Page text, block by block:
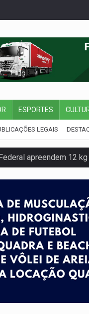
ESPORTES
LEGAIS
apreendem 12
do CV são presos
As Marias
furto de motocicleta
43 anos de
sobre presença
e atacam